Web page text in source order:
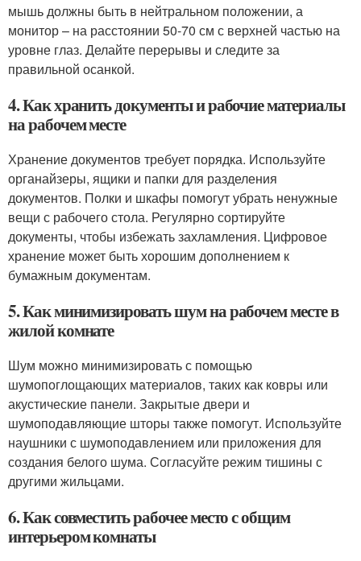
мышь должны быть в нейтральном положении, а
монитор – на расстоянии 50-70 см с верхней частью на
уровне глаз. Делайте перерывы и следите за
правильной осанкой.
4. Как хранить документы и рабочие материалы
на рабочем месте
Хранение документов требует порядка. Используйте
органайзеры, ящики и папки для разделения
документов. Полки и шкафы помогут убрать ненужные
вещи с рабочего стола. Регулярно сортируйте
документы, чтобы избежать захламления. Цифровое
хранение может быть хорошим дополнением к
бумажным документам.
5. Как минимизировать шум на рабочем месте в
жилой комнате
Шум можно минимизировать с помощью
шумопоглощающих материалов, таких как ковры или
акустические панели. Закрытые двери и
шумоподавляющие шторы также помогут. Используйте
наушники с шумоподавлением или приложения для
создания белого шума. Согласуйте режим тишины с
другими жильцами.
6. Как совместить рабочее место с общим
интерьером комнаты